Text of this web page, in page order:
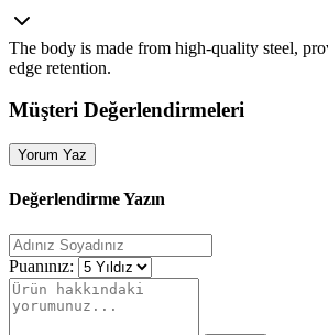
The body is made from high‑quality steel,
edge retention.
Müşteri Değerlendirmeleri
Yorum Yaz
Değerlendirme Yazın
Puanınız: